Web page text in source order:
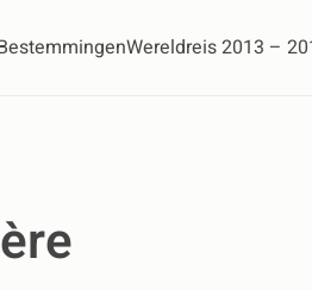
Wereldreis 2013 –